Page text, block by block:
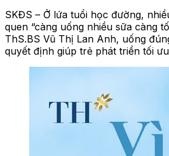
SKĐS – Ở lứa tuổi học đường,
quen “càng uống nhiều sữa càng
ThS.BS Vũ Thị Lan Anh, uống
quyết định giúp trẻ phát triển tối